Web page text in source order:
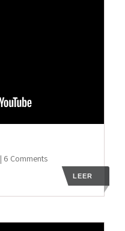
| 6 Comments
LEER